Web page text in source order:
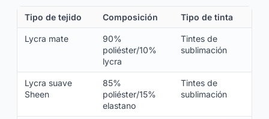
Tipo de tejido Composición Tipo de tinta
Lycra mate
90%
poliéster/10%
lycra
Tintes de
sublimación
Lycra suave
Sheen
85%
poliéster/15%
elastano
Tintes de
sublimación